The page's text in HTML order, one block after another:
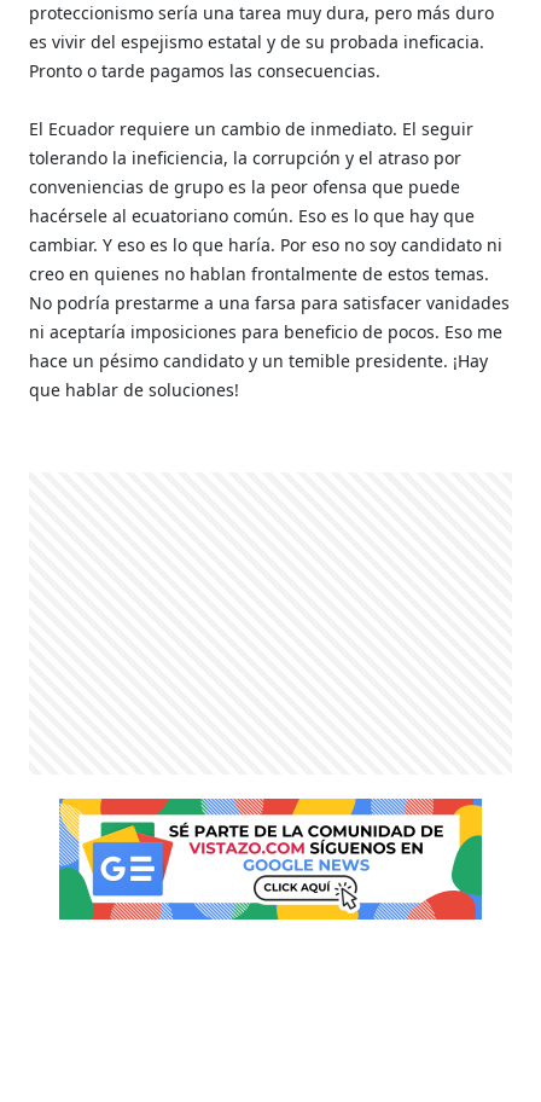
proteccionismo sería una tarea muy dura, pero más duro
es vivir del espejismo estatal y de su probada ineficacia.
Pronto o tarde pagamos las consecuencias.
El Ecuador requiere un cambio de inmediato. El seguir
tolerando la ineficiencia, la corrupción y el atraso por
conveniencias de grupo es la peor ofensa que puede
hacérsele al ecuatoriano común. Eso es lo que hay que
cambiar. Y eso es lo que haría. Por eso no soy candidato ni
creo en quienes no hablan frontalmente de estos temas.
No podría prestarme a una farsa para satisfacer vanidades
ni aceptaría imposiciones para beneficio de pocos. Eso me
hace un pésimo candidato y un temible presidente. ¡Hay
que hablar de soluciones!